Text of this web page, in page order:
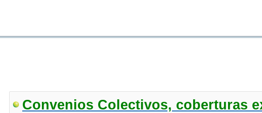
Convenios Colectivos, coberturas